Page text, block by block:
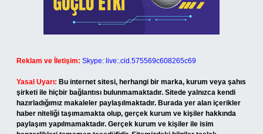
Reklam ve İletişim: Skype: live:.cid.575569c608265c69
Yasal Uyarı: Bu internet sitesi, herhangi bir marka, kurum veya şahıs
şirketi ile hiçbir bağlantısı bulunmamaktadır. Sitede yalnızca kendi
hazırladığımız makaleler paylaşılmaktadır. Burada yer alan içerikler
haber niteliği taşımamakta olup, gerçek kurum ve kişiler hakkında
paylaşım yapılmamaktadır. Gerçek kurum ve kişiler ile isim